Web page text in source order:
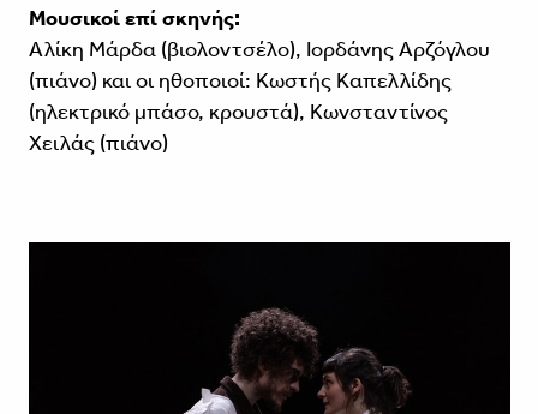
Μουσικοί επί σκηνής:
Αλίκη Μάρδα (βιολοντσέλο), Ιορδάνης Αρζόγλου
(πιάνο) και οι ηθοποιοί: Κωστής Καπελλίδης
(ηλεκτρικό μπάσο, κρουστά), Κωνσταντίνος
Χειλάς (πιάνο)